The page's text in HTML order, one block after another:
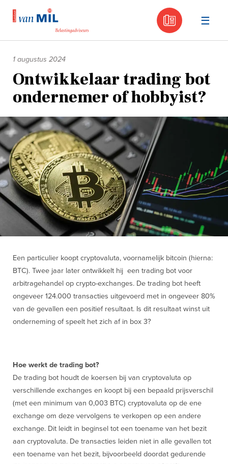
030 -
inhoud
1 augustus 2024
Ontwikkelaar trading bot
ondernemer of hobbyist?
Een particulier koopt cryptovaluta, voornamelijk bitcoin (hierna:
BTC). Twee jaar later ontwikkelt hij een trading bot voor
arbitragehandel op crypto-exchanges. De trading bot heeft
ongeveer 124.000 transacties uitgevoerd met in ongeveer 80%
van de gevallen een positief resultaat. Is dit resultaat winst uit
onderneming of speelt het zich af in box 3?
Hoe werkt de trading bot?
De trading bot houdt de koersen bij van cryptovaluta op
verschillende exchanges en koopt bij een bepaald prijsverschil
(met een minimum van 0,003 BTC) cryptovaluta op de ene
exchange om deze vervolgens te verkopen op een andere
exchange. Dit leidt in beginsel tot een toename van het bezit
aan cryptovaluta. De transacties leiden niet in alle gevallen tot
een toename van het bezit, bijvoorbeeld doordat gedurende